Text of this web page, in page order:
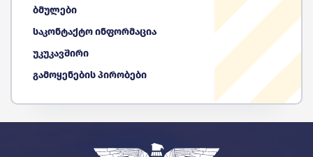
ბმულები
საკონტაქტო ინფორმაცია
უკუკავშირი
გამოყენების პირობები